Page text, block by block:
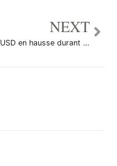
NEXT
AUD/USD en hausse durant la séance en Asie